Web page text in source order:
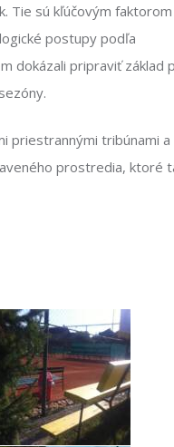
Tie sú kľúčovým faktorom
postupy podľa
dokázali pripraviť základ
priestrannými tribúnami a
prostredia, ktoré